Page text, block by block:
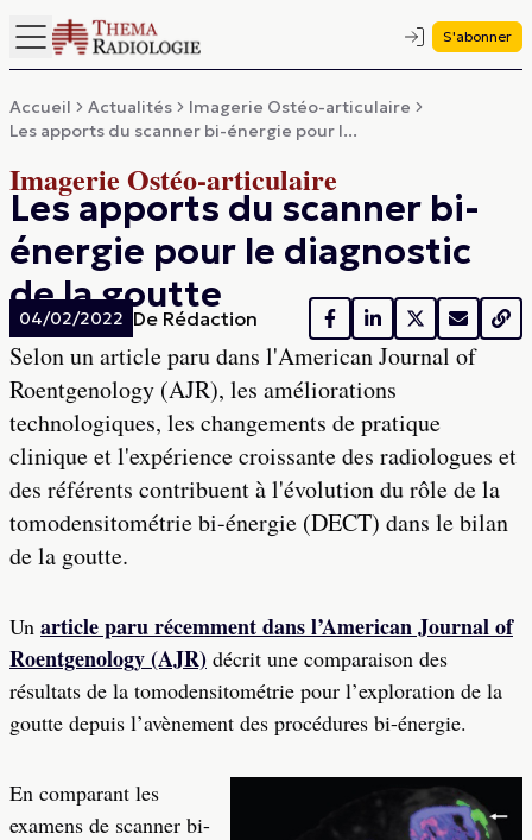
S'abonner
Accueil Actualités
Imagerie Ostéo-articulaire
Les apports du scanner bi-énergie pour l...
Imagerie Ostéo-articulaire
Les apports du scanner bi-
énergie pour le diagnostic
de la goutte
04/02/2022 De Rédaction
Selon un article paru dans l'American Journal of
Roentgenology (AJR), les améliorations
technologiques, les changements de pratique
clinique et l'expérience croissante des radiologues et
des référents contribuent à l'évolution du rôle de la
tomodensitométrie bi-énergie (DECT) dans le bilan
de la goutte.
Un article paru récemment dans l’American Journal of
Roentgenology (AJR) décrit une comparaison des
résultats de la tomodensitométrie pour l’exploration de la
goutte depuis l’avènement des procédures bi-énergie.
En comparant les
examens de scanner bi-